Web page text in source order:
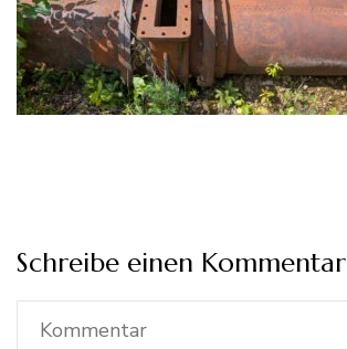
Schreibe einen Kommentar